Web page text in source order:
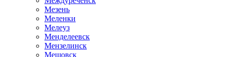
Мезень
Меленки
Мелеуз
Менделеевск
Мензелинск
Мещовск